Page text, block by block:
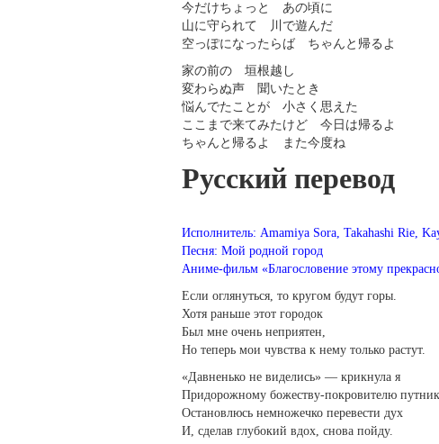
今だけちょっと あの頃に
山に守られて 川で遊んだ
空っぽになったらば ちゃんと帰るよ
家の前の 垣根越し
変わらぬ声 聞いたとき
悩んでたことが 小さく思えた
ここまで来てみたけど 今日は帰るよ
ちゃんと帰るよ また今度ね
Русский перевод
Исполнитель: Amamiya Sora, Takahashi Rie,
Песня: Мой родной город
Аниме-фильм «Благословение этому
Если оглянуться, то кругом будут горы.
Хотя раньше этот городок
Был мне очень неприятен,
Но теперь мои чувства к нему только растут.
«Давненько не виделись» — крикнула я
Придорожному божеству-покровителю
Остановлюсь немножечко перевести дух
И, сделав глубокий вдох, снова пойду.